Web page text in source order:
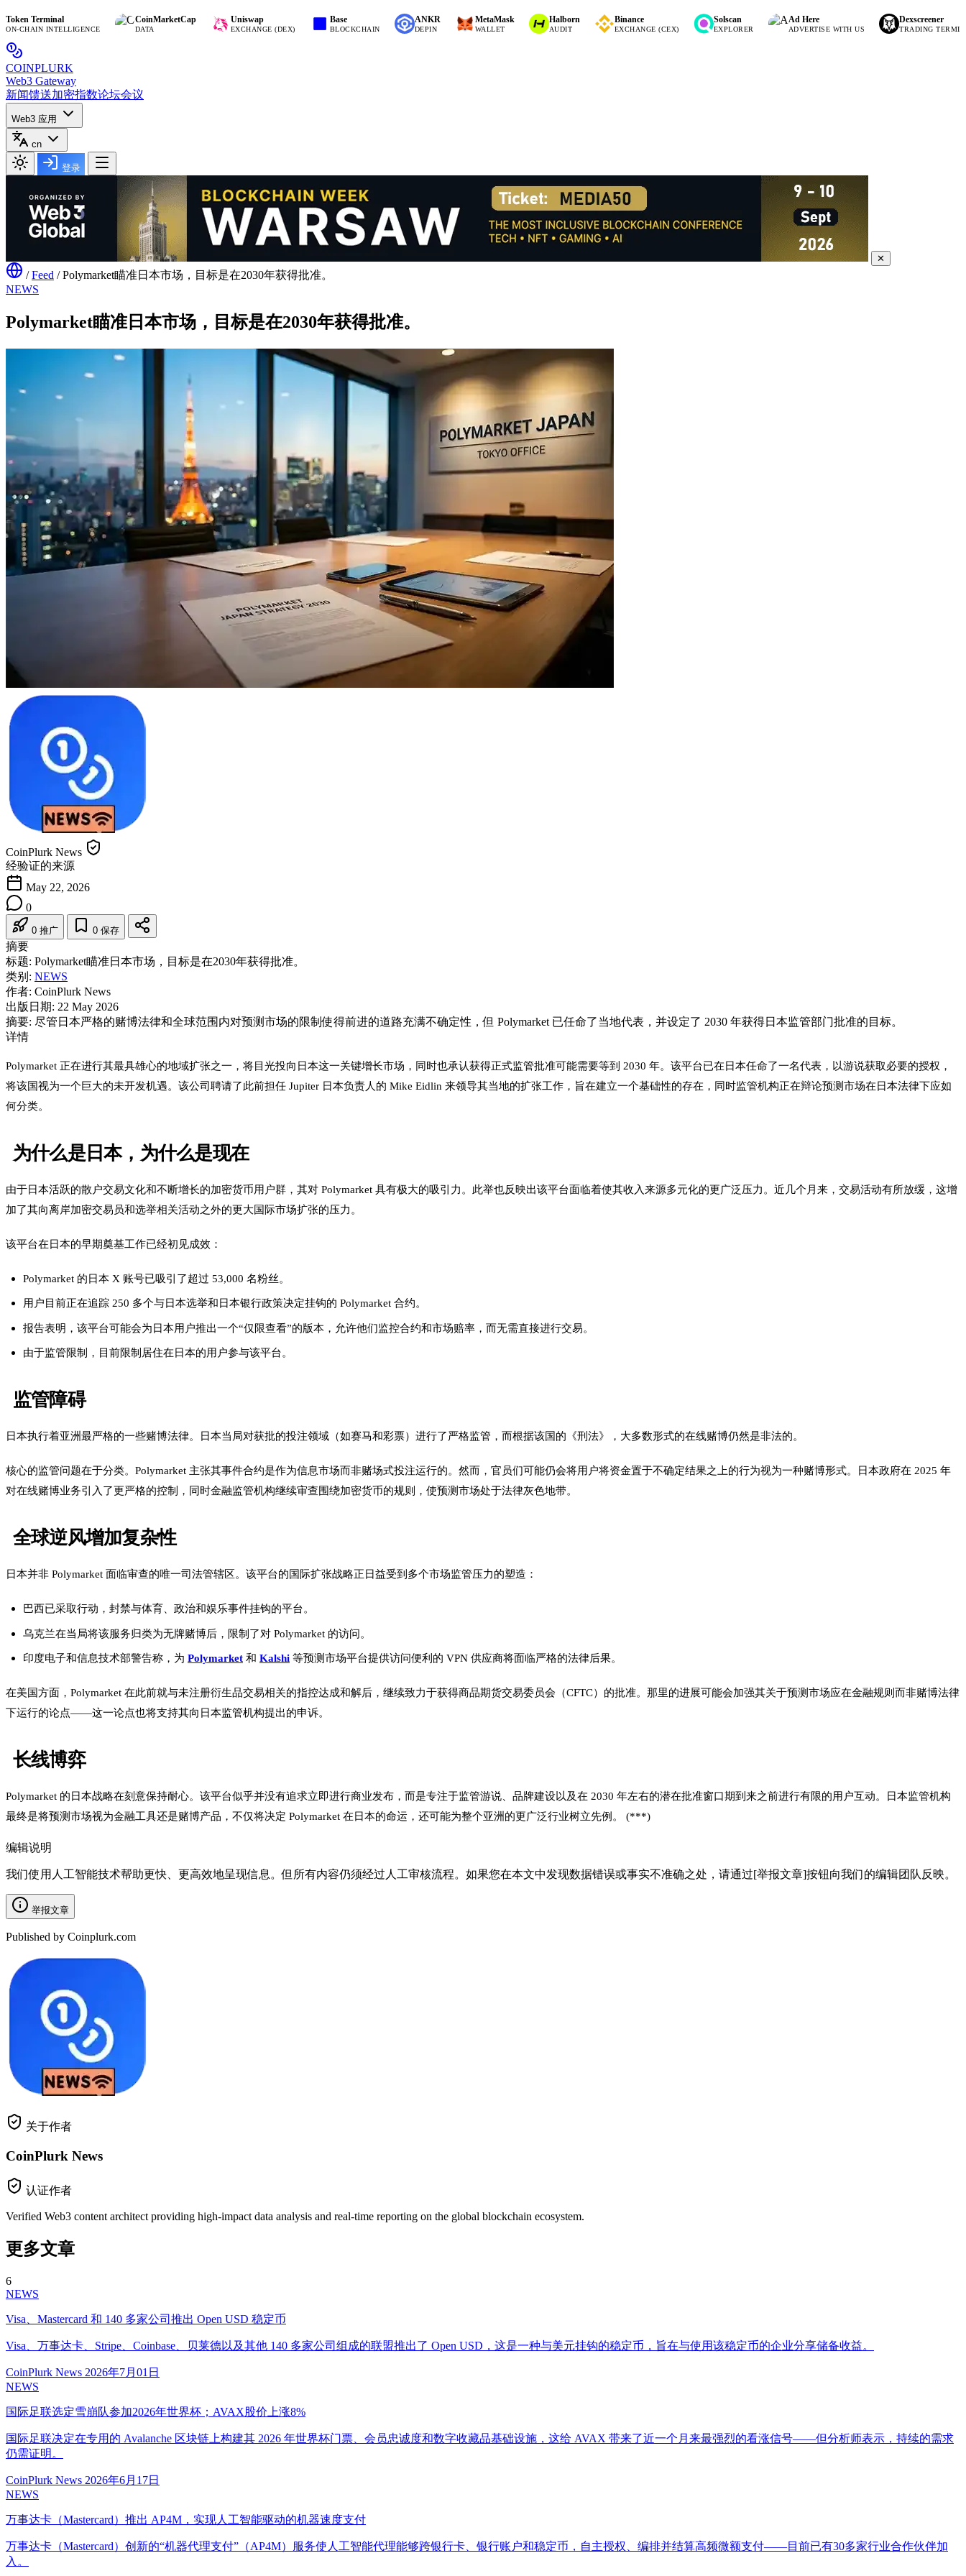
Terminal
INTELLIGENCE
CoinMarketCap Uniswap
EXCHANGE (DEX)
Base
BLOCKCHAIN
ANKR
DEPIN
MetaMask
WALLET
Halborn
AUDIT
Binance
EXCHANGE (CEX)
Solscan
EXPLORER
Ad Here
ADVERTISE WITH US
Dexscreener
TRADING TERMINAL
COINPLURK
Web3 Gateway
新闻馈送加密指数论坛会议
Web3 应用
cn
登录
✕
/ Feed / Polymarket瞄准日本市场，目标是在2030年获得批准。
NEWS
Polymarket瞄准日本市场，目标是在2030年获得批准。
CoinPlurk News
经验证的来源
May 22, 2026
0
0 推广 0 保存
摘要
标题: Polymarket瞄准日本市场，目标是在2030年获得批准。
类别: NEWS
作者: CoinPlurk News
出版日期: 22 May 2026
摘要: 尽管日本严格的赌博法律和全球范围内对预测市场的限制使得前进的道路充满不确定性，但 Polymarket 已任命了当地代表，并设定了 2030 年获得日本监管部门批准的目标。
详情
Polymarket 正在进行其最具雄心的地域扩张之一，将目光投向日本这一关键增长市场，同时也承认获得正式监管批准可能需要等到 2030 年。该平台已在日本任命了一名代表，以游说获取必要的授权，
将该国视为一个巨大的未开发机遇。该公司聘请了此前担任 Jupiter 日本负责人的 Mike Eidlin 来领导其当地的扩张工作，旨在建立一个基础性的存在，同时监管机构正在辩论预测市场在日本法律下应如
何分类。
为什么是日本，为什么是现在
由于日本活跃的散户交易文化和不断增长的加密货币用户群，其对 Polymarket 具有极大的吸引力。此举也反映出该平台面临着使其收入来源多元化的更广泛压力。近几个月来，交易活动有所放缓，这增
加了其向离岸加密交易员和选举相关活动之外的更大国际市场扩张的压力。
该平台在日本的早期奠基工作已经初见成效：
Polymarket 的日本 X 账号已吸引了超过 53,000 名粉丝。
用户目前正在追踪 250 多个与日本选举和日本银行政策决定挂钩的 Polymarket 合约。
报告表明，该平台可能会为日本用户推出一个“仅限查看”的版本，允许他们监控合约和市场赔率，而无需直接进行交易。
由于监管限制，目前限制居住在日本的用户参与该平台。
监管障碍
日本执行着亚洲最严格的一些赌博法律。日本当局对获批的投注领域（如赛马和彩票）进行了严格监管，而根据该国的《刑法》，大多数形式的在线赌博仍然是非法的。
核心的监管问题在于分类。Polymarket 主张其事件合约是作为信息市场而非赌场式投注运行的。然而，官员们可能仍会将用户将资金置于不确定结果之上的行为视为一种赌博形式。日本政府在 2025 年
对在线赌博业务引入了更严格的控制，同时金融监管机构继续审查围绕加密货币的规则，使预测市场处于法律灰色地带。
全球逆风增加复杂性
日本并非 Polymarket 面临审查的唯一司法管辖区。该平台的国际扩张战略正日益受到多个市场监管压力的塑造：
巴西已采取行动，封禁与体育、政治和娱乐事件挂钩的平台。
乌克兰在当局将该服务归类为无牌赌博后，限制了对 Polymarket 的访问。
印度电子和信息技术部警告称，为 Polymarket 和 Kalshi 等预测市场平台提供访问便利的 VPN 供应商将面临严格的法律后果。
在美国方面，Polymarket 在此前就与未注册衍生品交易相关的指控达成和解后，继续致力于获得商品期货交易委员会（CFTC）的批准。那里的进展可能会加强其关于预测市场应在金融规则而非赌博法律
下运行的论点——这一论点也将支持其向日本监管机构提出的申诉。
长线博弈
Polymarket 的日本战略在刻意保持耐心。该平台似乎并没有追求立即进行商业发布，而是专注于监管游说、品牌建设以及在 2030 年左右的潜在批准窗口期到来之前进行有限的用户互动。日本监管机构
最终是将预测市场视为金融工具还是赌博产品，不仅将决定 Polymarket 在日本的命运，还可能为整个亚洲的更广泛行业树立先例。 (***)
编辑说明
我们使用人工智能技术帮助更快、更高效地呈现信息。但所有内容仍须经过人工审核流程。如果您在本文中发现数据错误或事实不准确之处，请通过[举报文章]按钮向我们的编辑团队反映。
举报文章
Published by Coinplurk.com
关于作者
CoinPlurk News
认证作者
Verified Web3 content architect providing high-impact data analysis and real-time reporting on the global blockchain ecosystem.
更多文章
6
NEWS
Visa、Mastercard 和 140 多家公司推出 Open USD 稳定币
Visa、万事达卡、Stripe、Coinbase、贝莱德以及其他 140 多家公司组成的联盟推出了 Open USD，这是一种与美元挂钩的稳定币，旨在与使用该稳定币的企业分享储备收益。
CoinPlurk News 2026年7月01日
NEWS
国际足联选定雪崩队参加2026年世界杯；AVAX股价上涨8%
国际足联决定在专用的 Avalanche 区块链上构建其 2026 年世界杯门票、会员忠诚度和数字收藏品基础设施，这给 AVAX 带来了近一个月来最强烈的看涨信号——但分析师表示，持续的需求
仍需证明。
CoinPlurk News 2026年6月17日
NEWS
万事达卡（Mastercard）推出 AP4M，实现人工智能驱动的机器速度支付
万事达卡（Mastercard）创新的“机器代理支付”（AP4M）服务使人工智能代理能够跨银行卡、银行账户和稳定币，自主授权、编排并结算高频微额支付——目前已有30多家行业合作伙伴加
入。